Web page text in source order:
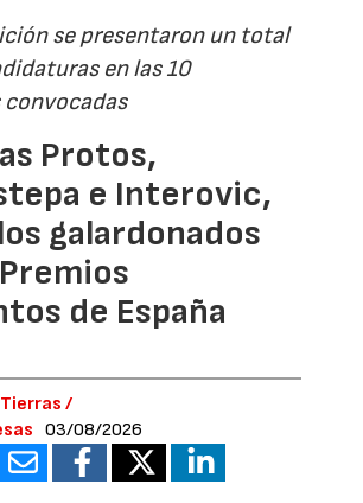
se presentaron un total
en las 10
Protos,
e Interovic,
galardonados
de España
/
03/08/2026